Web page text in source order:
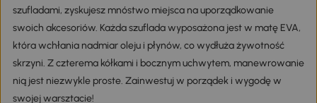
szufladami, zyskujesz mnóstwo miejsca na uporządkowanie
swoich akcesoriów. Każda szuflada wyposażona jest w matę EVA,
która wchłania nadmiar oleju i płynów, co wydłuża żywotność
skrzyni. Z czterema kółkami i bocznym uchwytem, manewrowanie
nią jest niezwykle proste. Zainwestuj w porządek i wygodę w
swojej warsztacie!